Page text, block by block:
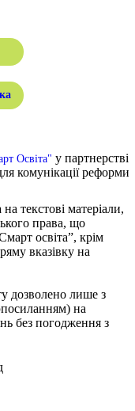
Освіта" у партнерстві
комунікації реформи
текстові матеріали,
права, що
освіта”, крім
вказівку на
дозволено лише з
на
без погодження з